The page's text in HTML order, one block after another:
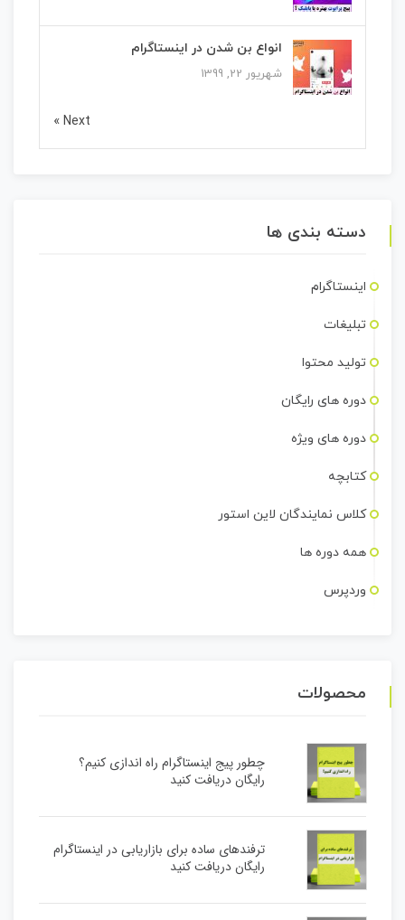
انواع بن شدن در اینستاگرام
شهریور 22, 1399
Next »
دسته بندی ها
اینستاگرام
تبلیغات
تولید محتوا
دوره های رایگان
دوره های ویژه
کتابچه
کلاس نمایندگان لاین استور
همه دوره ها
وردپرس
محصولات
چطور پیج اینستاگرام راه اندازی کنیم؟
رایگان دریافت کنید
ترفندهای ساده برای بازاریابی در اینستاگرام
رایگان دریافت کنید